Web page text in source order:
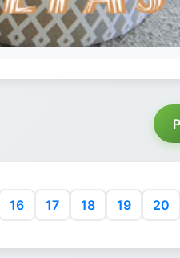
16 17 18 19 20